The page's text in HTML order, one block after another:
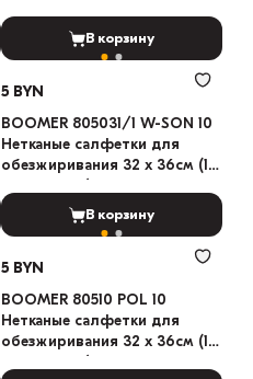
В корзину
5 BYN
BOOMER 805031/1 W-SON 10
Нетканые салфетки для
обезжиривания 32 х 36см (10
В корзину
5 BYN
BOOMER 80510 POL 10
Нетканые салфетки для
обезжиривания 32 х 36см (10